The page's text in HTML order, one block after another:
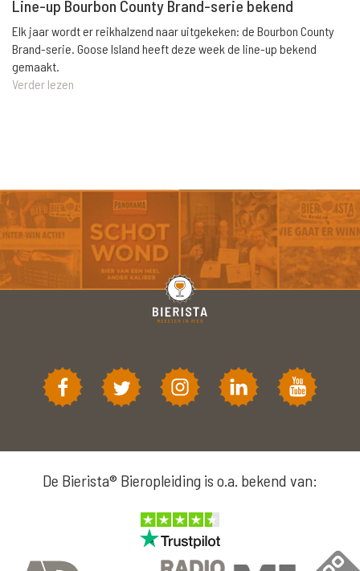
Line-up Bourbon County Brand-serie bekend
Elk jaar wordt er reikhalzend naar uitgekeken: de Bourbon County
Brand-serie. Goose Island heeft deze week de line-up bekend
gemaakt.
Verder lezen
De Bierista® Bieropleiding is o.a. bekend van: